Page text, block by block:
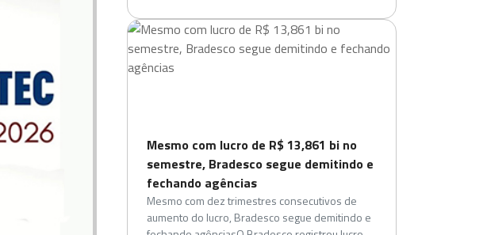
Mesmo com lucro de R$ 13,861 bi no
semestre, Bradesco segue demitindo e
fechando agências
Mesmo com dez trimestres consecutivos de
aumento do lucro, Bradesco segue demitindo e